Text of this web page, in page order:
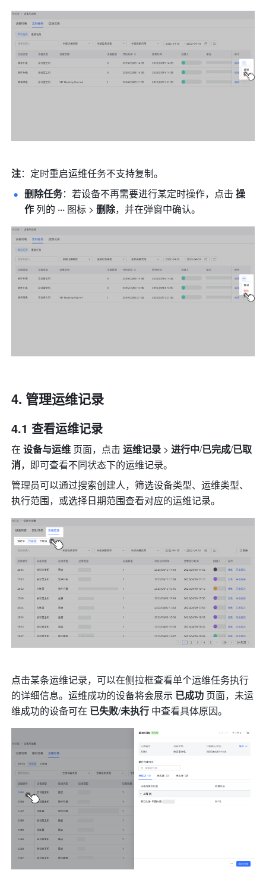
注：定时重启运维任务不支持复制。
删除任务：若设备不再需要进行某定时操作，点击 操
作 列的 ··· 图标 > 删除，并在弹窗中确认。
管理运维记录
4.1 查看运维记录
在 设备与运维 页面，点击 运维记录 > 进行中/已完成/已取
消，即可查看不同状态下的运维记录。
管理员可以通过搜索创建人，筛选设备类型、运维类型、
执行范围，或选择日期范围查看对应的运维记录。
点击某条运维记录，可以在侧拉框查看单个运维任务执行
的详细信息。运维成功的设备将会展示 已成功 页面，未运
维成功的设备可在 已失败/未执行 中查看具体原因。